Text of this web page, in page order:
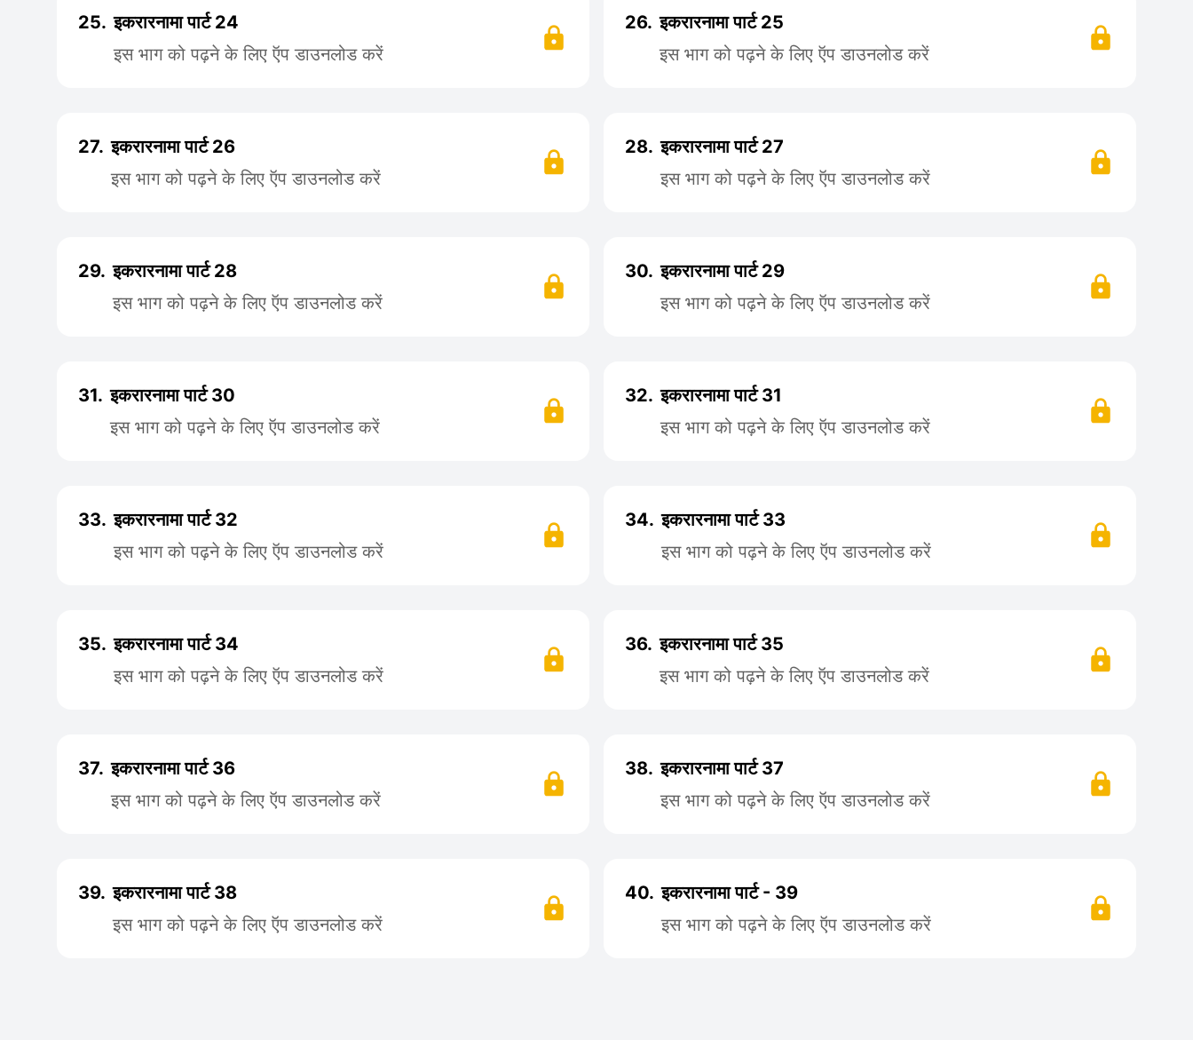
25. इकरारनामा पार्ट 24
इस भाग को पढ़ने के लिए ऍप डाउनलोड करें
26. इकरारनामा पार्ट 25
इस भाग को पढ़ने के लिए ऍप डाउनलोड करें
27. इकरारनामा पार्ट 26
इस भाग को पढ़ने के लिए ऍप डाउनलोड करें
28. इकरारनामा पार्ट 27
इस भाग को पढ़ने के लिए ऍप डाउनलोड करें
29. इकरारनामा पार्ट 28
इस भाग को पढ़ने के लिए ऍप डाउनलोड करें
30. इकरारनामा पार्ट 29
इस भाग को पढ़ने के लिए ऍप डाउनलोड करें
31. इकरारनामा पार्ट 30
इस भाग को पढ़ने के लिए ऍप डाउनलोड करें
32. इकरारनामा पार्ट 31
इस भाग को पढ़ने के लिए ऍप डाउनलोड करें
33. इकरारनामा पार्ट 32
इस भाग को पढ़ने के लिए ऍप डाउनलोड करें
34. इकरारनामा पार्ट 33
इस भाग को पढ़ने के लिए ऍप डाउनलोड करें
35. इकरारनामा पार्ट 34
इस भाग को पढ़ने के लिए ऍप डाउनलोड करें
36. इकरारनामा पार्ट 35
इस भाग को पढ़ने के लिए ऍप डाउनलोड करें
37. इकरारनामा पार्ट 36
इस भाग को पढ़ने के लिए ऍप डाउनलोड करें
38. इकरारनामा पार्ट 37
इस भाग को पढ़ने के लिए ऍप डाउनलोड करें
39. इकरारनामा पार्ट 38
इस भाग को पढ़ने के लिए ऍप डाउनलोड करें
40. इकरारनामा पार्ट - 39
इस भाग को पढ़ने के लिए ऍप डाउनलोड करें